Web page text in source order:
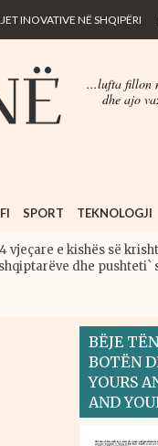
INOVATIVE NË SHQIPËRI
...lufta fillon
dhe ajo
SPORT TEKNOLOGJI
vjeçare e kishës së
dhe pushteti`
BËJE
BOTËN
YOURS
AND